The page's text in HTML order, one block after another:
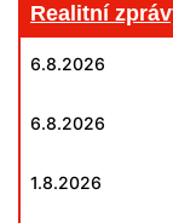
Realitní
6.8.2026
6.8.2026
1.8.2026